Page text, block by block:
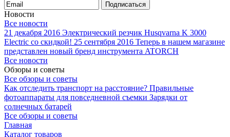
Подписаться
Новости
Все новости
21 декабря 2016 Электрический резчик Husqvarna K 3000
Electric со скидкой! 25 сентября 2016 Теперь в нашем магазине
представлен новый бренд инструмента ATORCH
Все новости
Обзоры и советы
Все обзоры и советы
Как отследить транспорт на расстояние? Правильные
фотоаппараты для повседневной съемки Зарядки от
солнечных батарей
Все обзоры и советы
Главная
Каталог товаров